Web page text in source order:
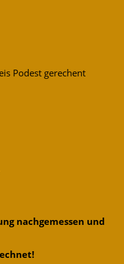
Podest gerechent
nachgemessen und